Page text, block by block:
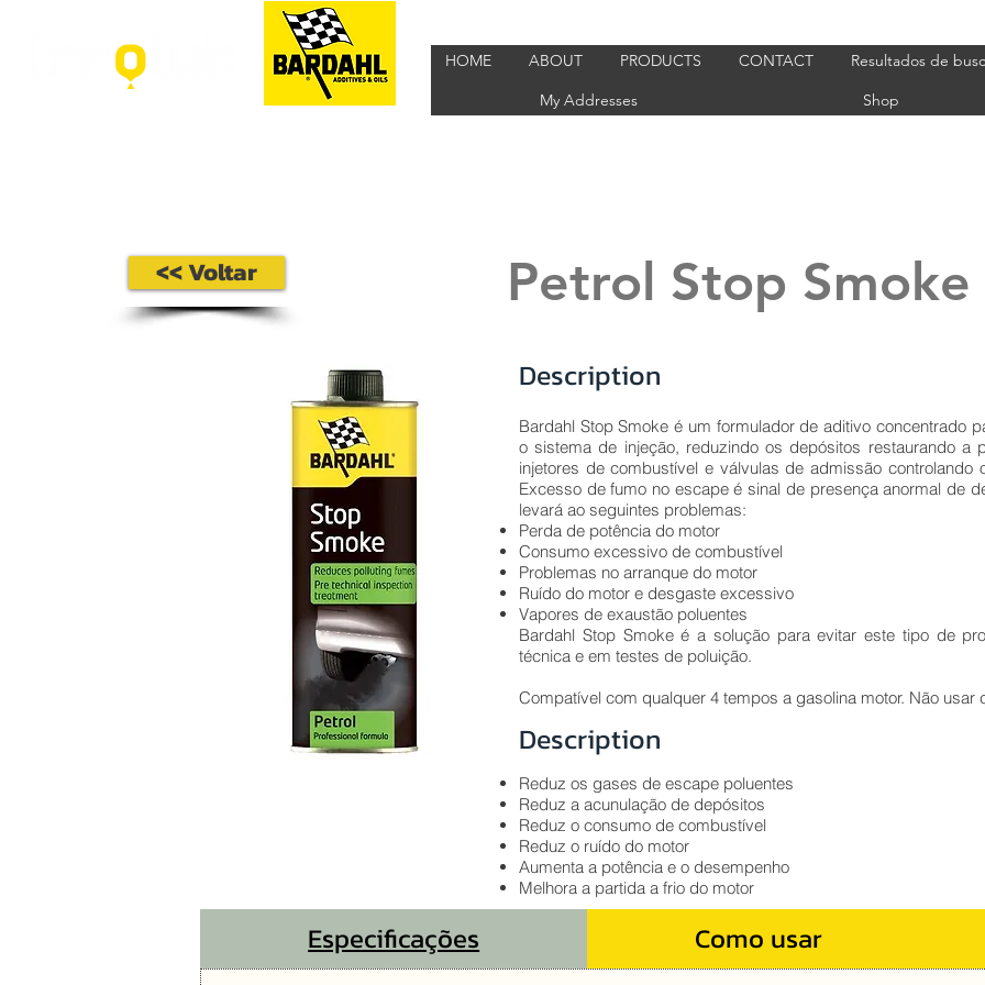
HOME ABOUT PRODUCTS CONTACT
Resultados de
My Addresses
Shop
<< Voltar Petrol Stop Smoke
Description
Bardahl Stop Smoke é um formulador de aditivo concentrado
o sistema de injeção, reduzindo os depósitos restaurando a
injetores de combustível e válvulas de admissão
Excesso de fumo no escape é sinal de presença anormal de
levará ao seguintes problemas:
Perda de potência do motor
Consumo excessivo de combustível
Problemas no arranque do motor
Ruído do motor e desgaste excessivo
Vapores de exaustão poluentes
Bardahl Stop Smoke é a solução para evitar este tipo de
técnica e em testes de poluição.
Compatível com qualquer 4 tempos a gasolina motor. Não usar
Description
Reduz os gases de escape poluentes
Reduz a acunulação de depósitos
Reduz o consumo de combustível
Reduz o ruído do motor
Aumenta a potência e o desempenho
Melhora a partida a frio do motor
Especificações Como usar